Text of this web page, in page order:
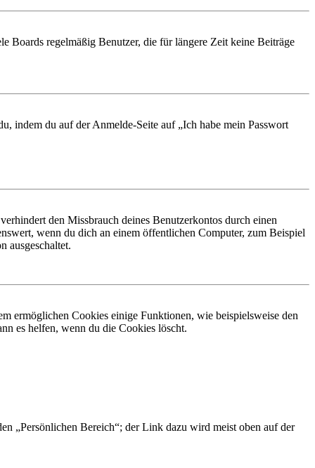
Boards regelmäßig Benutzer, die für längere Zeit keine Beiträge
indem du auf der Anmelde-Seite auf „Ich habe mein Passwort
den Missbrauch deines Benutzerkontos durch einen
wenn du dich an einem öffentlichen Computer, zum Beispiel
ausgeschaltet.
ermöglichen Cookies einige Funktionen, wie beispielsweise den
es helfen, wenn du die Cookies löscht.
„Persönlichen Bereich“; der Link dazu wird meist oben auf der